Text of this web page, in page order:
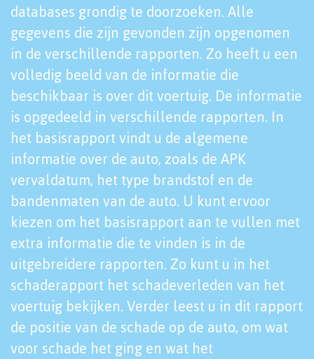
databases grondig te doorzoeken. Alle
gegevens die zijn gevonden zijn opgenomen
in de verschillende rapporten. Zo heeft u een
volledig beeld van de informatie die
beschikbaar is over dit voertuig. De informatie
is opgedeeld in verschillende rapporten. In
het basisrapport vindt u de algemene
informatie over de auto, zoals de APK
vervaldatum, het type brandstof en de
bandenmaten van de auto. U kunt ervoor
kiezen om het basisrapport aan te vullen met
extra informatie die te vinden is in de
uitgebreidere rapporten. Zo kunt u in het
schaderapport het schadeverleden van het
voertuig bekijken. Verder leest u in dit rapport
de positie van de schade op de auto, om wat
voor schade het ging en wat het